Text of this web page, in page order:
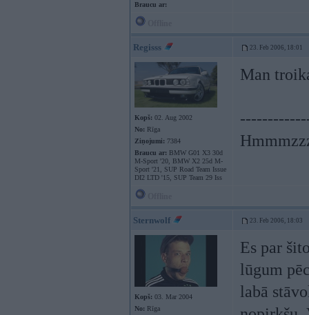
Braucu ar:
Regisss 23. Feb 2006, 18:01
Kopš: 02. Aug 2002
No: Rīga
Ziņojumi: 7384
Braucu ar: BMW G01 X3 30d
M-Sport '20, BMW X2 25d M-
Sport '21, SUP Road Team Issue
DI2 LTD '15, SUP Team 29 Iss
Man
Sternwolf 23. Feb 2006, 18:03
Kopš: 03. Mar 2004
No: Rīga
Es par
lūgum
labā